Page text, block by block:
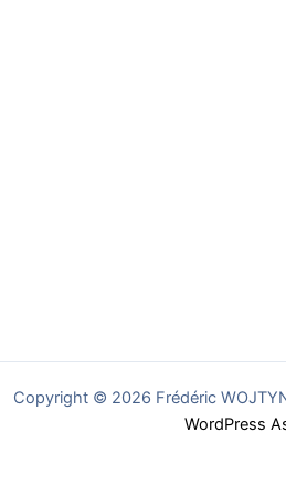
Copyright © 2026 Frédéric
WordPress